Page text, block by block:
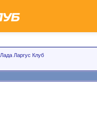
Лада Ларгус Клуб